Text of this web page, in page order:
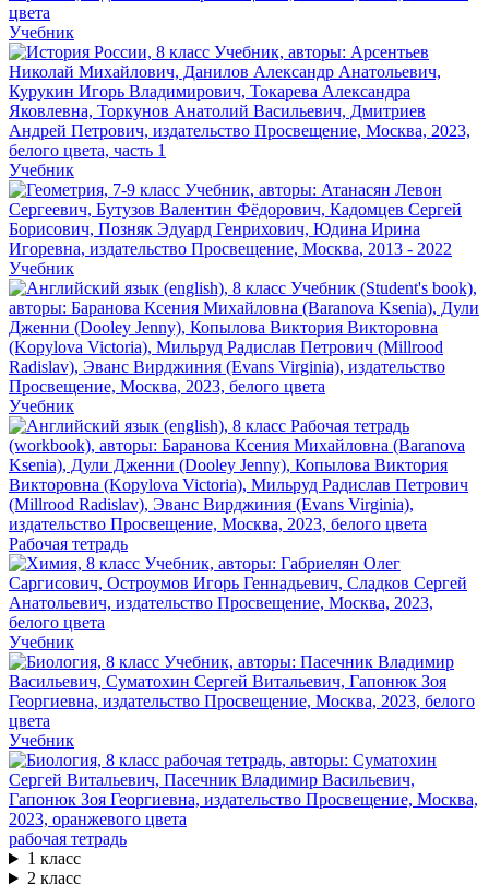
Учебник
Учебник
Учебник
Учебник
Рабочая тетрадь
Учебник
Учебник
рабочая тетрадь
1 класс
2 класс